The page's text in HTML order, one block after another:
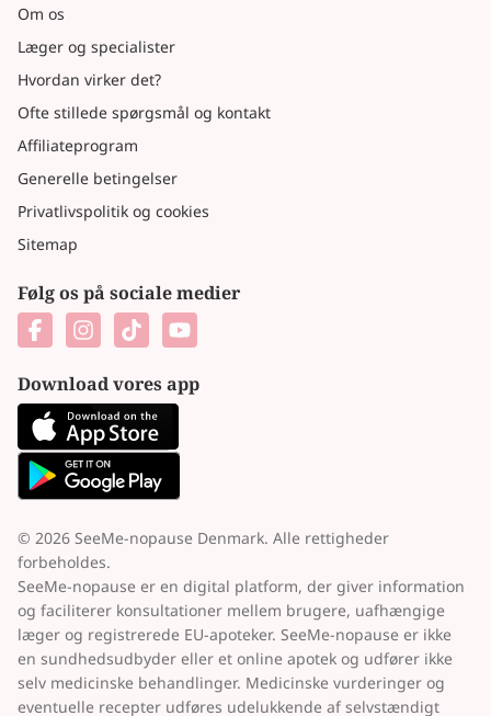
Om os
Læger og specialister
Hvordan virker det?
Ofte stillede spørgsmål og kontakt
Affiliateprogram
Generelle betingelser
Privatlivspolitik og cookies
Sitemap
Følg os på sociale medier
Download vores app
© 2026 SeeMe-nopause Denmark. Alle rettigheder
forbeholdes.
SeeMe-nopause er en digital platform, der giver information
og faciliterer konsultationer mellem brugere, uafhængige
læger og registrerede EU-apoteker. SeeMe-nopause er ikke
en sundhedsudbyder eller et online apotek og udfører ikke
selv medicinske behandlinger. Medicinske vurderinger og
eventuelle recepter udføres udelukkende af selvstændigt